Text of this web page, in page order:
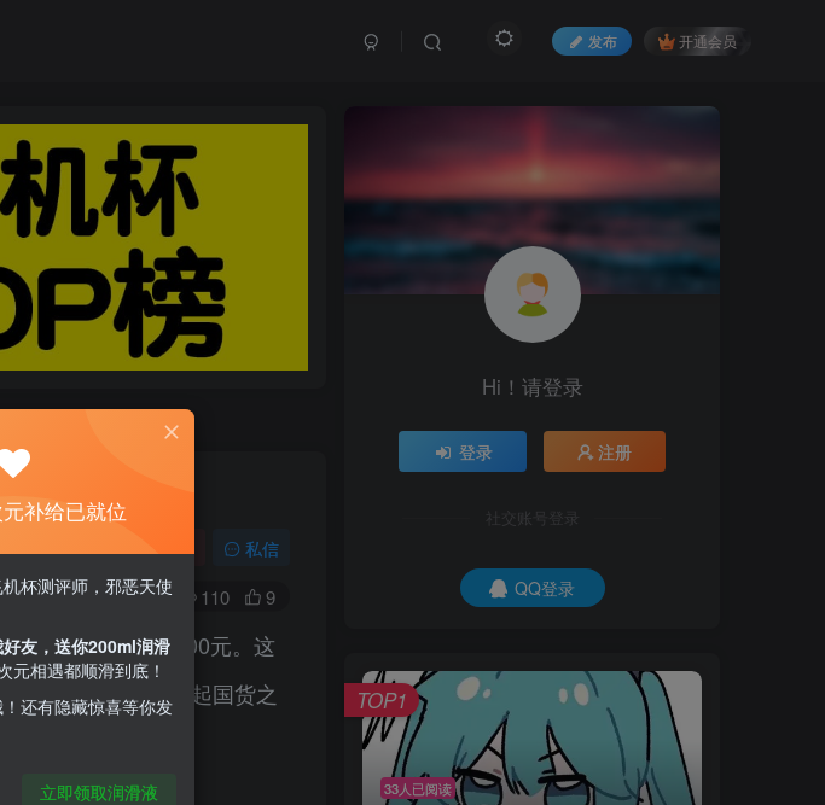
发布 开通会员
私信
0 110 9
臀，定价还不到500元。这
桨哥感觉杯多多挑起国货之
Hi！请登录
登录 注册
社交账号登录
QQ登录
33人已阅读
TOP1
补给已就位
杯测评师，邪恶天使
友，送你200ml润滑
相遇都顺滑到底！
还有隐藏惊喜等你发
立即领取润滑液